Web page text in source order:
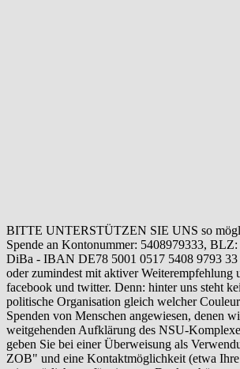
BITTE UNTERSTÜTZEN SIE UNS so
Spende an Kontonummer: 5408979333,
DiBa - IBAN DE78 5001 0517 5408 9793
oder zumindest mit aktiver Weiterempfehlung
facebook und twitter. Denn: hinter uns steht
politische Organisation gleich welcher
Spenden von Menschen angewiesen, denen
weitgehenden Aufklärung des NSU-
geben Sie bei einer Überweisung als
ZOB" und eine Kontaktmöglichkeit (etwa